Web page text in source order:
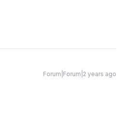
Forum|Forum|2 years ago